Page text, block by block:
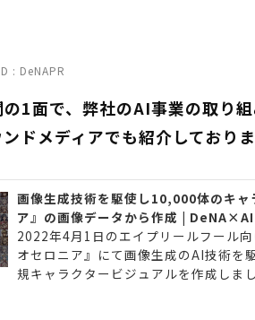
: DeNAPR
1面で、弊社のAI事業の取り
ドメディアでも紹介しており
画像生成技術を駆使し10,000体のキャ
ア』の画像データから作成 | DeNA×AI
2022年4月1日のエイプリールフール
オセロニア』にて画像生成のAI技術を
規キャラクタービジュアルを作成しま